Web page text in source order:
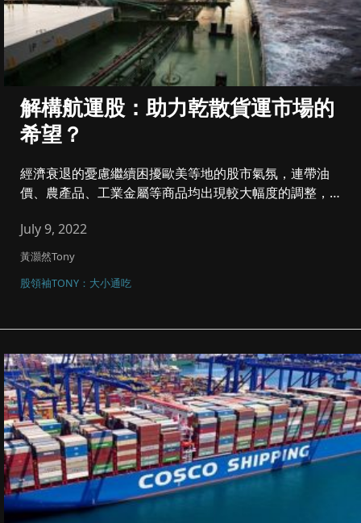
解構航運股：助力乾散貨運市場的
希望？
經濟衰退的憂慮繼續困擾歐美等地的股市氣氛，連帶油
價、農產品、工業金屬等商品均出現較大幅度的調整，其
July 9, 2022
黃灝然Tony
股領袖TONY：大小通吃